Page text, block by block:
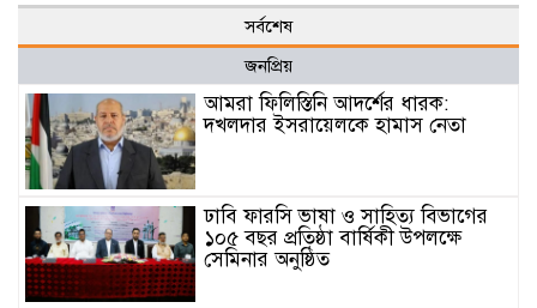
সর্বশেষ
জনপ্রিয়
আমরা ফিলিস্তিনি আদর্শের ধারক:
দখলদার ইসরায়েলকে হামাস নেতা
ঢাবি ফারসি ভাষা ও সাহিত্য বিভাগের
১০৫ বছর প্রতিষ্ঠা বার্ষিকী উপলক্ষে
সেমিনার অনুষ্ঠিত